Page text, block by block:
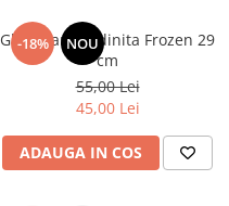
-18% NOU
Ghiozdan gradinita Frozen 29
cm
55,00 Lei
45,00 Lei
ADAUGA IN COS